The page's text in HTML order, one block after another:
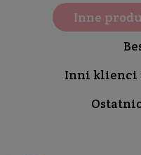
Inne
Inni klienci